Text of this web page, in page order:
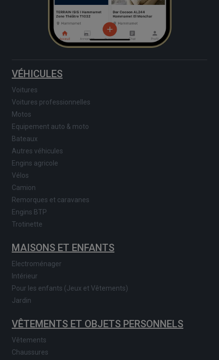
VÉHICULES
Voitures
Voitures professionnelles
Motos
Equipement auto & moto
Bateaux
Autres véhicules
Engins agricole
Vélos
Camion
Remorques et caravanes
Engins BTP
Trotinette
MAISONS ET ENFANTS
Electroménager
Intérieur
Pour les enfants (Jeux et Vêtements)
Jardin
VÊTEMENTS ET OBJETS PERSONNELS
Vêtements
Chaussures